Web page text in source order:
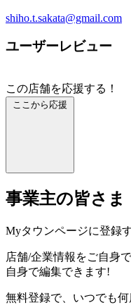
shiho.t.sakata@gmail.com
ユーザーレビュー
この店舗を応援する！
ここから応援
事業主の皆さま
Myタウンページに登録
店舗/企業情報をご自身
自身で編集できます!
無料登録で、いつでも